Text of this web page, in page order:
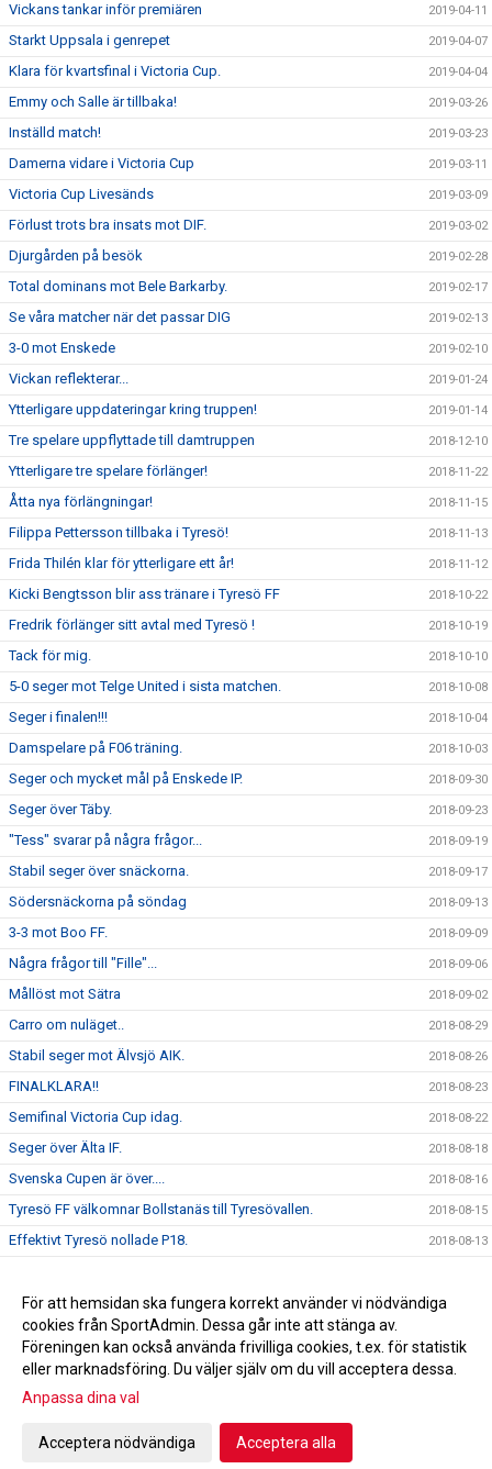
Vickans tankar inför premiären 2019-04-11
Starkt Uppsala i genrepet 2019-04-07
Klara för kvartsfinal i Victoria Cup. 2019-04-04
Emmy och Salle är tillbaka! 2019-03-26
Inställd match! 2019-03-23
Damerna vidare i Victoria Cup 2019-03-11
Victoria Cup Livesänds 2019-03-09
Förlust trots bra insats mot DIF. 2019-03-02
Djurgården på besök 2019-02-28
Total dominans mot Bele Barkarby. 2019-02-17
Se våra matcher när det passar DIG 2019-02-13
3-0 mot Enskede 2019-02-10
Vickan reflekterar... 2019-01-24
Ytterligare uppdateringar kring truppen! 2019-01-14
Tre spelare uppflyttade till damtruppen 2018-12-10
Ytterligare tre spelare förlänger! 2018-11-22
Åtta nya förlängningar! 2018-11-15
Filippa Pettersson tillbaka i Tyresö! 2018-11-13
Frida Thilén klar för ytterligare ett år! 2018-11-12
Kicki Bengtsson blir ass tränare i Tyresö FF 2018-10-22
Fredrik förlänger sitt avtal med Tyresö ! 2018-10-19
Tack för mig. 2018-10-10
5-0 seger mot Telge United i sista matchen. 2018-10-08
Seger i finalen!!! 2018-10-04
Damspelare på F06 träning. 2018-10-03
Seger och mycket mål på Enskede IP. 2018-09-30
Seger över Täby. 2018-09-23
"Tess" svarar på några frågor... 2018-09-19
Stabil seger över snäckorna. 2018-09-17
Södersnäckorna på söndag 2018-09-13
3-3 mot Boo FF. 2018-09-09
Några frågor till "Fille"... 2018-09-06
Mållöst mot Sätra 2018-09-02
Carro om nuläget.. 2018-08-29
Stabil seger mot Älvsjö AIK. 2018-08-26
FINALKLARA!! 2018-08-23
Semifinal Victoria Cup idag. 2018-08-22
Seger över Älta IF. 2018-08-18
Svenska Cupen är över.... 2018-08-16
Tyresö FF välkomnar Bollstanäs till Tyresövallen. 2018-08-15
Effektivt Tyresö nollade P18. 2018-08-13
Seger mot AIK. 2018-02-03
Ida " Bengan " Bengtsson är klar för 2020 !
Gå till Webbversion
För att hemsidan ska fungera korrekt använder vi nödvändiga
cookies från SportAdmin. Dessa går inte att stänga av.
Föreningen kan också använda frivilliga cookies, t.ex. för statistik
eller marknadsföring. Du väljer själv om du vill acceptera dessa.
Anpassa dina val
Acceptera nödvändiga Acceptera alla